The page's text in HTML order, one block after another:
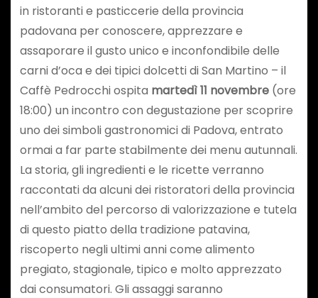
in ristoranti e pasticcerie della provincia
padovana per conoscere, apprezzare e
assaporare il gusto unico e inconfondibile delle
carni d’oca e dei tipici dolcetti di San Martino – il
Caffè Pedrocchi ospita martedì 11 novembre(ore
18:00) un incontro con degustazione per scoprire
uno dei simboli gastronomici di Padova, entrato
ormai a far parte stabilmente dei menu autunnali.
La storia, gli ingredienti e le ricette verranno
raccontati da alcuni dei ristoratori della provincia
nell’ambito del percorso di valorizzazione e tutela
di questo piatto della tradizione patavina,
riscoperto negli ultimi anni come alimento
pregiato, stagionale, tipico e molto apprezzato
dai consumatori. Gli assaggi saranno